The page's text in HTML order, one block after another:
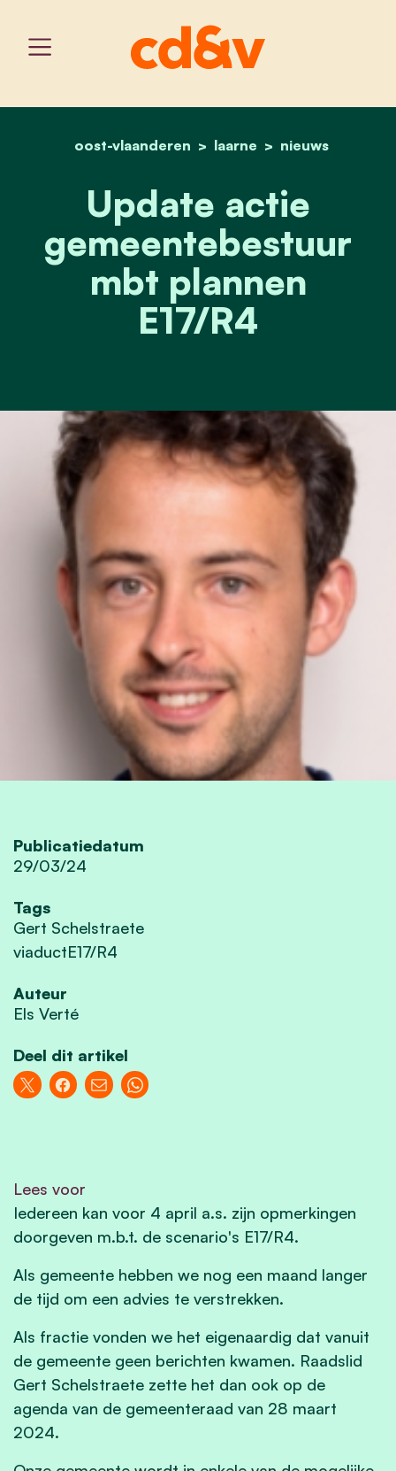
home
oost-vlaanderen laarne nieuws
update actie
Update actie
gemeentebestuur
mbt plannen
E17/R4
Publicatiedatum
29/03/24
Tags
Gert Schelstraete
viaductE17/R4
Auteur
Els Verté
Deel dit artikel
Lees voor
Iedereen kan voor 4 april a.s. zijn opmerkingen
doorgeven m.b.t. de scenario's E17/R4.
Als gemeente hebben we nog een maand langer
de tijd om een advies te verstrekken.
Als fractie vonden we het eigenaardig dat vanuit
de gemeente geen berichten kwamen. Raadslid
Gert Schelstraete zette het dan ook op de
agenda van de gemeenteraad van 28 maart
2024.